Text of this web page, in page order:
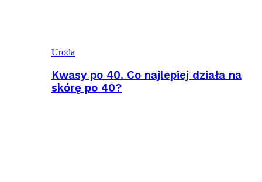
Uroda
Kwasy po 40. Co najlepiej działa na
skórę po 40?